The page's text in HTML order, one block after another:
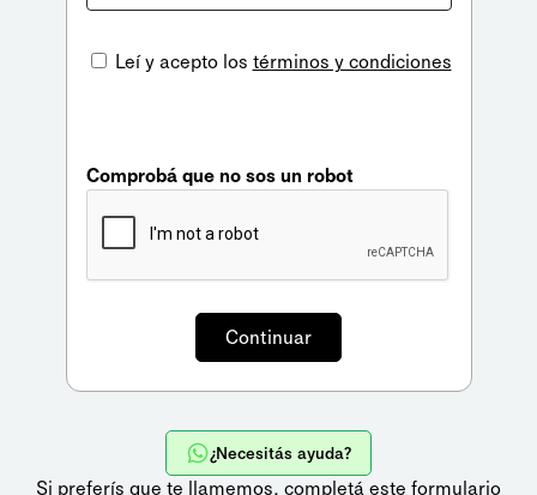
Leí y acepto los términos y condiciones
Comprobá que no sos un robot
¿Necesitás ayuda?
Si preferís que te llamemos, completá este formulario